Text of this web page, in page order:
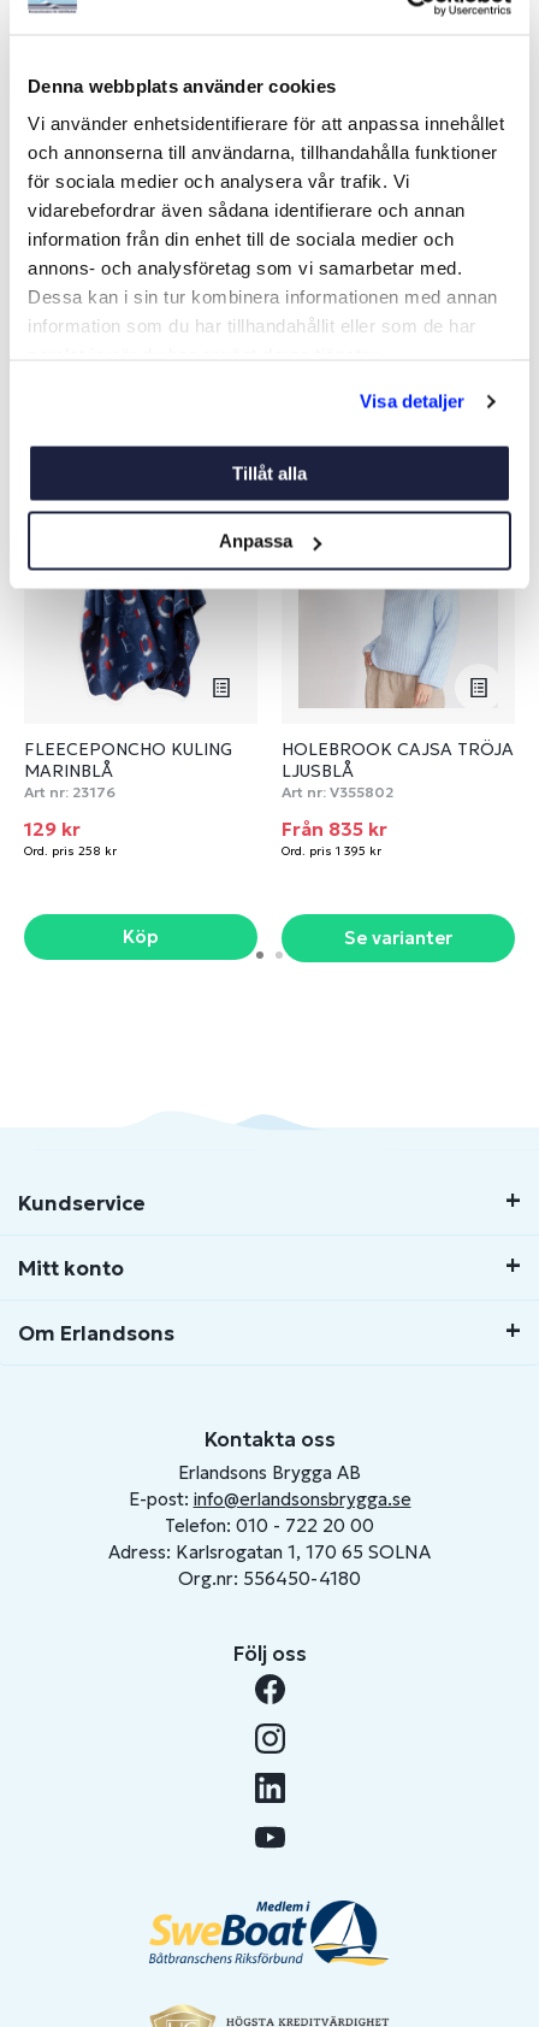
Denna webbplats använder cookies
Vi använder enhetsidentifierare för att anpassa innehållet
och annonserna till användarna, tillhandahålla funktioner
för sociala medier och analysera vår trafik. Vi
vidarebefordrar även sådana identifierare och annan
information från din enhet till de sociala medier och
annons- och analysföretag som vi samarbetar med.
Dessa kan i sin tur kombinera informationen med annan
information som du har tillhandahållit eller som de har
Visa detaljer
Tillåt alla
Anpassa
FLEECEPONCHO KULING
MARINBLÅ
Art nr: 23176
129 kr
Ord. pris 258 kr
Köp
Liknande produkter
-50%
FLEECEPONCHO KULING
MARINBLÅ
Art nr: 23176
129 kr
Ord. pris 258 kr
Köp
-40%
HOLEBROOK CAJSA TRÖJA
LJUSBLÅ
Art nr: V355802
Från 835 kr
Ord. pris 1 395 kr
Se varianter
Kundservice
Mitt konto
Om Erlandsons
Kontakta oss
Erlandsons Brygga AB
E-post: info@erlandsonsbrygga.se
Telefon: 010 - 722 20 00
Adress: Karlsrogatan 1, 170 65 SOLNA
Org.nr: 556450-4180
Följ oss